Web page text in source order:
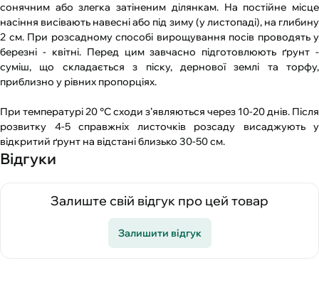
сонячним або злегка затіненим ділянкам. На постійне місце
насіння висівають навесні або під зиму (у листопаді), на глибину
2 см. При розсадному способі вирощування посів проводять у
березні - квітні. Перед цим завчасно підготовлюють ґрунт -
суміш, що складається з піску, дернової землі та торфу,
приблизно у рівних пропорціях.
При температурі 20 °С сходи з’являються через 10-20 днів. Після
розвитку 4-5 справжніх листочків розсаду висаджують у
відкритий ґрунт на відстані близько 30-50 см.
Відгуки
Залиште свій відгук про цей товар
Залишити відгук